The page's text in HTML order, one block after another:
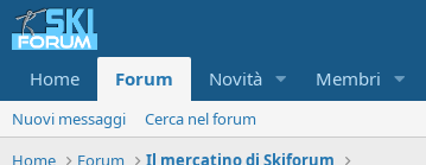
Home Forum Novità Membri
Nuovi messaggi
Cerca nel forum
Home
Forum Il mercatino di Skiforum